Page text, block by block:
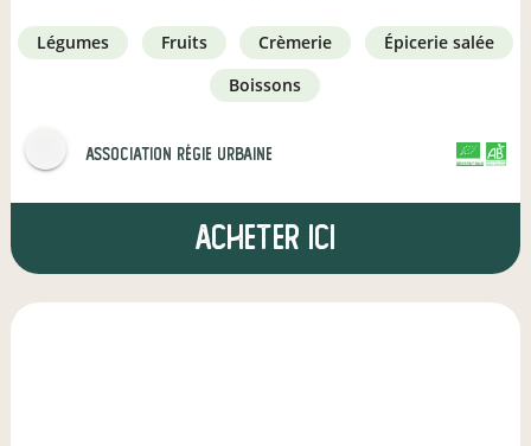
légumes fruits crèmerie
épicerie salée
boissons
Association Régie Urbaine
Acheter ici